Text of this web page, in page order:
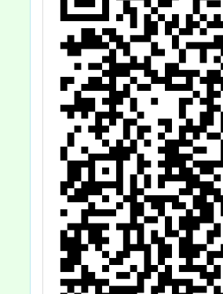
紉公誼，請查
照。